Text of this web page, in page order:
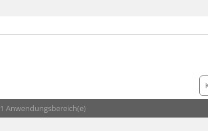
1 Anwendungsbereich(e)